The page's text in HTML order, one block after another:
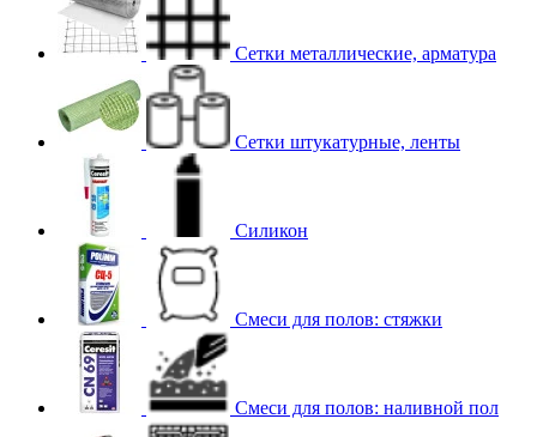
Сетки металлические, арматура
Сетки штукатурные, ленты
Силикон
Смеси для полов: стяжки
Смеси для полов: наливной пол